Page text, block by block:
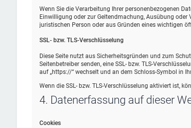
Wenn Sie die Verarbeitung Ihrer personenbezogenen
Einwilligung oder zur Geltendmachung, Ausübung
juristischen Person oder aus Gründen eines wichtigen
SSL- bzw. TLS-Verschlüsselung
Diese Seite nutzt aus Sicherheitsgründen und zum
Seitenbetreiber senden, eine SSL- bzw. TLS-
auf „https://“ wechselt und an dem Schloss-Symbol in
Wenn die SSL- bzw. TLS-Verschlüsselung aktiviert ist,
4. Datenerfassung auf dieser
Cookies